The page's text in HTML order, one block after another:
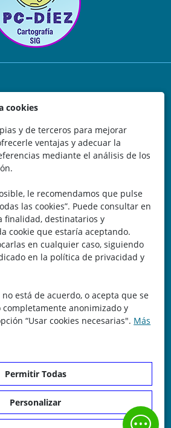
cookies
y de terceros para mejorar
ventajas y adecuar la
mediante el análisis de los
le recomendamos que pulse
las cookies”. Puede consultar en
finalidad, destinatarios y
cookie que estaría aceptando.
en cualquier caso, siguiendo
en la política de privacidad y
está de acuerdo, o acepta que se
anonimizado y
“Usar cookies necesarias". Más
Permitir Todas
Personalizar
avala. Llevamos más de 25 años
vectorial y digital. (Pc-Díez)
la prueba del callejero o territorio.
equipo humano y soporte real detrás
Callejero. Todos los derechos